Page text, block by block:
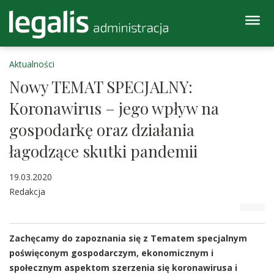
Aktualności
Nowy TEMAT SPECJALNY:
Koronawirus – jego wpływ na
gospodarkę oraz działania
łagodzące skutki pandemii
19.03.2020
Redakcja
Zachęcamy do zapoznania się z Tematem specjalnym
poświęconym gospodarczym, ekonomicznym i
społecznym aspektom szerzenia się koronawirusa i